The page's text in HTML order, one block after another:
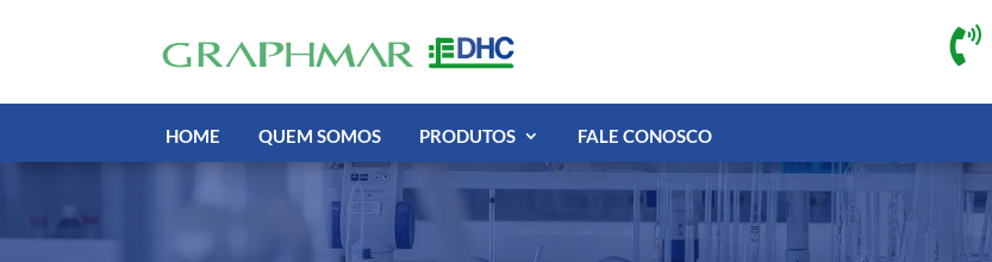

HOME QUEM SOMOS PRODUTOS FALE CONOSCO